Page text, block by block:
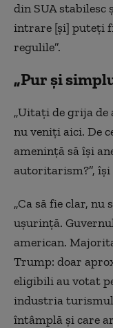
din SUA stabilesc
intrare [și] puteți
regulile”.
„Pur și
„Uitați de grija
nu veniți aici. De
amenință să își
autoritarism?”,
„Ca să fie clar, nu
ușurință.
american.
Trump: doar
eligibili au votat
industria
întâmplă și care